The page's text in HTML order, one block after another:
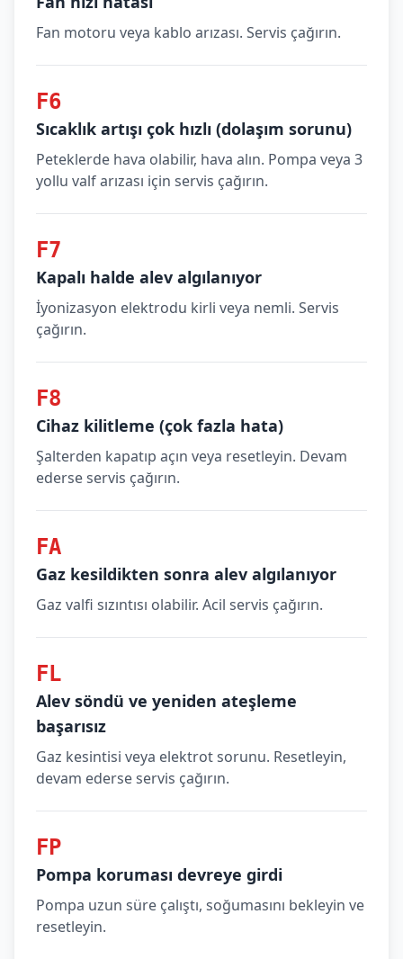
Fan motoru veya kablo arızası. Servis çağırın.
F6
Sıcaklık artışı çok hızlı (dolaşım sorunu)
Peteklerde hava olabilir, hava alın. Pompa veya 3
yollu valf arızası için servis çağırın.
F7
Kapalı halde alev algılanıyor
İyonizasyon elektrodu kirli veya nemli. Servis
çağırın.
F8
Cihaz kilitleme (çok fazla hata)
Şalterden kapatıp açın veya resetleyin. Devam
ederse servis çağırın.
FA
Gaz kesildikten sonra alev algılanıyor
Gaz valfi sızıntısı olabilir. Acil servis çağırın.
FL
Alev söndü ve yeniden ateşleme
başarısız
Gaz kesintisi veya elektrot sorunu. Resetleyin,
devam ederse servis çağırın.
FP
Pompa koruması devreye girdi
Pompa uzun süre çalıştı, soğumasını bekleyin ve
resetleyin.